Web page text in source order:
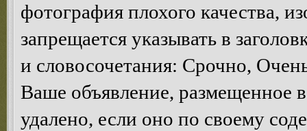
фотография плохого качества,
запрещается указывать в
и словосочетания: Срочно,
Ваше объявление, размещенное
удалено, если оно по своему